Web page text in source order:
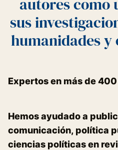
sus
humanidades y
Expertos en más de
Hemos ayudado a
comunicación, política
ciencias políticas en